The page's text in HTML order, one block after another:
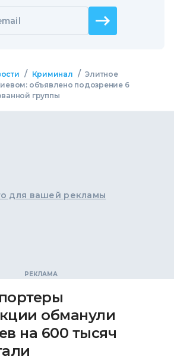
/ Криминал / Элитное
объявлено подозрение 6
группы
для вашей рекламы
обманули
на 600 тысяч